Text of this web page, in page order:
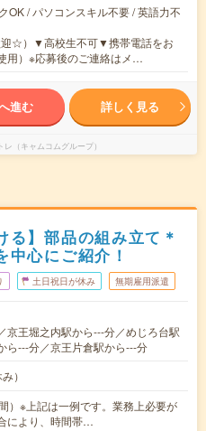
OK / パソコンスキル不要 / 英語力不
☆）▼高校生不可▼携帯電話をお
用）※応募後のご連絡はメ…
進む 詳しく見る
（キャムコムグループ）
る】部品の組み立て＊
心にご紹介！
土日祝日が休み 無期雇用派遣
京王堀之内駅から---分／めじろ台駅
ら---分／京王片倉駅から---分
）
）※上記は一例です。業務上必要が
により、時間帯…